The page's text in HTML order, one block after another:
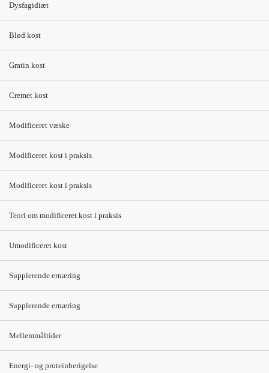
Dysfagidiæt
Blød kost
Gratin kost
Cremet kost
Modificeret væske
Modificeret kost i praksis
Modificeret kost i praksis
Teori om modificeret kost i praksis
Umodificeret kost
Supplerende ernæring
Supplerende ernæring
Mellemmåltider
Energi- og proteinberigelse
Seportionsstørrelser
Indholdslister
Vitaminer og mineraler
Nogle tabletter/medicin indeholder gluten.
Praktiske råd